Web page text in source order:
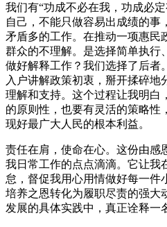
我们有“功成不必在我，功成必
自己，不能只做容易出成绩的事
矛盾多的工作。在推动一项惠民
群众的不理解。是选择简单执行
做好解释工作？我们选择了后者
入户讲解政策初衷，掰开揉碎地
理解和支持。这个过程让我明白
的原则性，也要有灵活的策略性
现好最广大人民的根本利益。
责任在肩，使命在心。这份由感
我日常工作的点点滴滴。它让我
怠，督促我用心用情做好每一件
培养之恩转化为履职尽责的强大
发展的具体实践中，真正诠释一